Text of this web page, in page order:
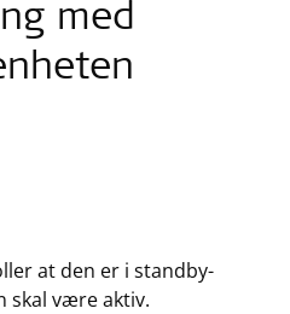
med
at den er i standby-
skal være aktiv.